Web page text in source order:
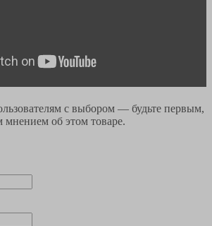
с выбором — будьте первым,
мнением об этом товаре.